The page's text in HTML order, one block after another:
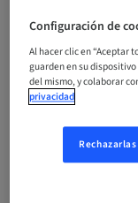
Método de
Evento
Público
nacional
Configuración de
Al hacer clic en “Aceptar
guarden en su
del mismo, y colaborar
privacidad